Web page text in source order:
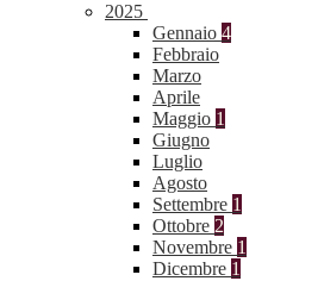
2025
Gennaio 4
Febbraio
Marzo
Aprile
Maggio 1
Giugno
Luglio
Agosto
Settembre 1
Ottobre 2
Novembre 1
Dicembre 1